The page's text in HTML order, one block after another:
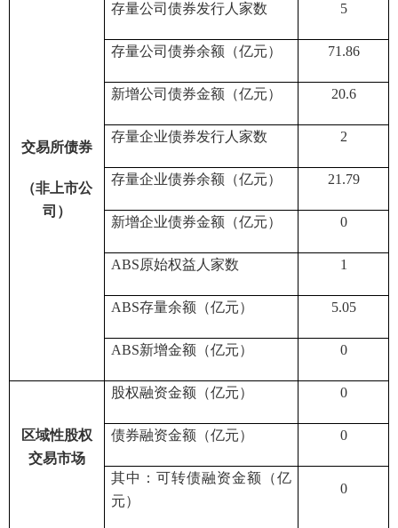
交易所债券
（非上市公
司）
存量公司债券发行人家数 5
存量公司债券余额（亿元） 71.86
新增公司债券金额（亿元） 20.6
存量企业债券发行人家数 2
存量企业债券余额（亿元） 21.79
新增企业债券金额（亿元） 0
ABS原始权益人家数 1
ABS存量余额 （亿元） 5.05
ABS新增金额 （亿元） 0
区域性股权
交易市场
股权融资金额（亿元） 0
债券融资金额（亿元） 0
其中：可转债融资金额（亿
元）
0